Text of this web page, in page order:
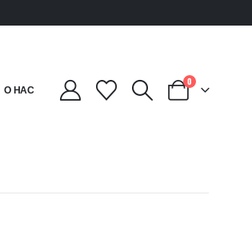
О НАС
0